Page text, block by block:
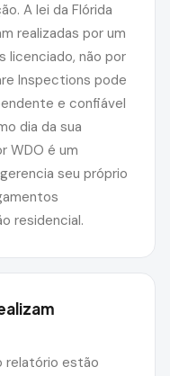
A lei da Flórida
realizadas por um
licenciado, não por
Inspections pode
e confiável
dia da sua
WDO é um
seu próprio
residencial.
relatório estão